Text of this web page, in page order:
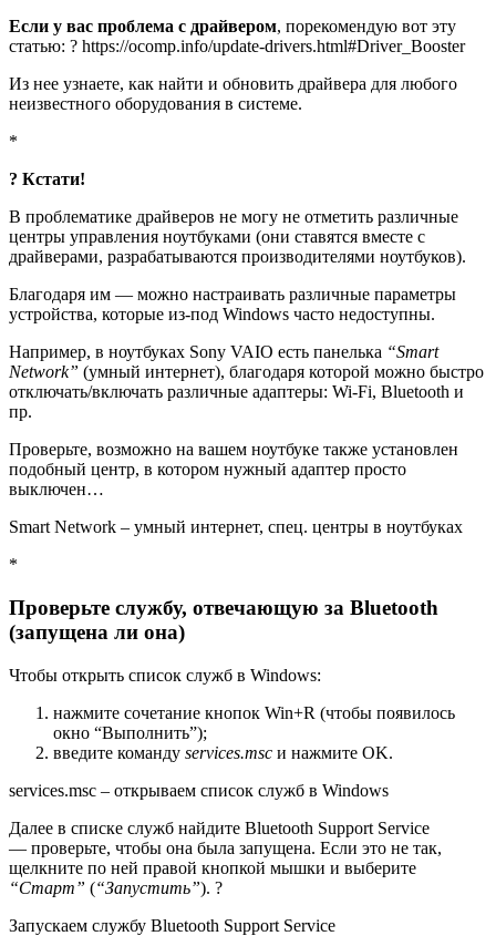
Если у вас проблема с драйвером, порекомендую вот эту
статью: ? https://ocomp.info/update-drivers.html#Driver_Booster
Из нее узнаете, как найти и обновить драйвера для любого
неизвестного оборудования в системе.
*
? Кстати!
В проблематике драйверов не могу не отметить различные
центры управления ноутбуками (они ставятся вместе с
драйверами, разрабатываются производителями ноутбуков).
Благодаря им — можно настраивать различные параметры
устройства, которые из-под Windows часто недоступны.
Например, в ноутбуках Sony VAIO есть панелька “Smart
Network” (умный интернет), благодаря которой можно быстро
отключать/включать различные адаптеры: Wi-Fi, Bluetooth и
пр.
Проверьте, возможно на вашем ноутбуке также установлен
подобный центр, в котором нужный адаптер просто
выключен…
Smart Network – умный интернет, спец. центры в ноутбуках
*
Проверьте службу, отвечающую за Bluetooth
(запущена ли она)
Чтобы открыть список служб в Windows:
нажмите сочетание кнопок Win+R (чтобы появилось
окно “Выполнить”);
введите команду services.msc и нажмите OK.
services.msc – открываем список служб в Windows
Далее в списке служб найдите Bluetooth Support Service
— проверьте, чтобы она была запущена. Если это не так,
щелкните по ней правой кнопкой мышки и выберите
“Старт” (“Запустить”). ?
Запускаем службу Bluetooth Support Service